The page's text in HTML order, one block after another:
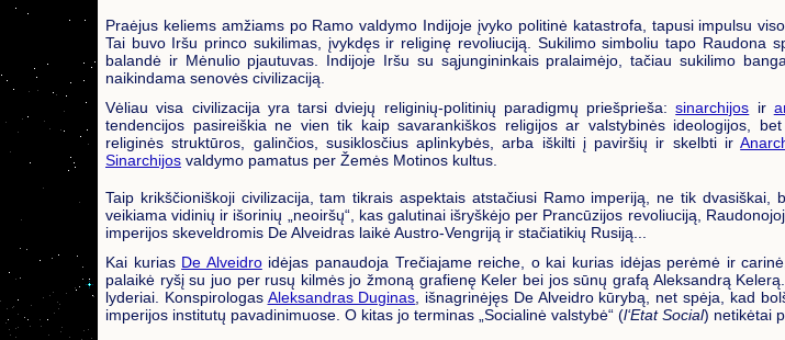
Praėjus keliems amžiams po Ramo valdymo Indijoje įvyko politinė katastrofa, tapusi impulsu
Tai buvo Iršu princo sukilimas, įvykdęs ir religinę revoliuciją. Sukilimo simboliu tapo Raudona
balandė ir Mėnulio pjautuvas. Indijoje Iršu su sąjungininkais pralaimėjo, tačiau sukilimo
naikindama senovės civilizaciją.
Vėliau visa civilizacija yra tarsi dviejų religinių-politinių paradigmų priešprieša:sinarchijos ir
tendencijos pasireiškia ne vien tik kaip savarankiškos religijos ar valstybinės ideologijos,
religinės struktūros, galinčios, susiklosčius aplinkybės, arba iškilti į paviršių ir skelbti ir
Sinarchijos valdymo pamatus per Žemės Motinos kultus.
Taip krikščioniškoji civilizacija, tam tikrais aspektais atstačiusi Ramo imperiją, ne tik dvasiškai,
veikiama vidinių ir išorinių „neoiršų“, kas galutinai išryškėjo per Prancūzijos revoliuciją,
imperijos skeveldromis De Alveidras laikė Austro-Vengriją ir stačiatikių Rusiją...
Kai kurias De Alveidroidėjas panaudoja Trečiajame reiche, o kai kurias idėjas perėmė ir
palaikė ryšį su juo per rusų kilmės jo žmoną grafienę Keler bei jos sūnų grafą Aleksandrą
lyderiai. Konspirologas Aleksandras Duginas , išnagrinėjęs De Alveidro kūrybą, net spėja, kad
imperijos institutų pavadinimuose. O kitas jo terminas „Socialinė valstybė“ (l‘Etat Social) netikėtai